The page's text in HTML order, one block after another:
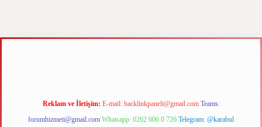
m elexbet
Reklam ve İletişim: E-mail: backlinkpaneli@gmail.com Teams:
forumhizmeti@gmail.com Whatsapp: 0262 606 0 726 Telegram: @karabul